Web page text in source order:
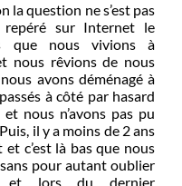
la question ne s’est pas
repéré sur Internet le
que nous vivions à
nous rêvions de nous
avons déménagé à
à côté par hasard
nous n’avons pas pu
il y a moins de 2 ans
c’est là bas que nous
pour autant oublier
et lors du dernier